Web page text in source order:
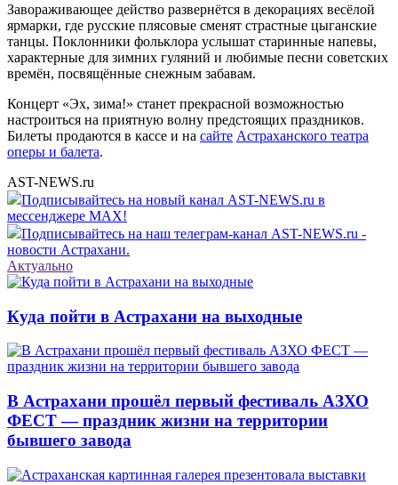
Завораживающее действо развернётся в декорациях весёлой
ярмарки, где русские плясовые сменят страстные цыганские
танцы. Поклонники фольклора услышат старинные напевы,
характерные для зимних гуляний и любимые песни советских
времён, посвящённые снежным забавам.
Концерт «Эх, зима!» станет прекрасной возможностью
настроиться на приятную волну предстоящих праздников.
Билеты продаются в кассе и на сайте Астраханского театра
оперы и балета.
AST-NEWS.ru
Подписывайтесь на новый канал AST-NEWS.ru в
мессенджере MAX!
Подписывайтесь на наш телеграм-канал AST-NEWS.ru -
новости Астрахани.
Актуально
Куда пойти в Астрахани на выходные
В Астрахани прошёл первый фестиваль АЗХО
ФЕСТ — праздник жизни на территории
бывшего завода